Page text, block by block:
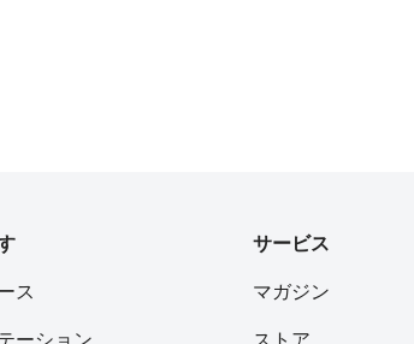
ス
ーション
サービス
マガジン
ストア